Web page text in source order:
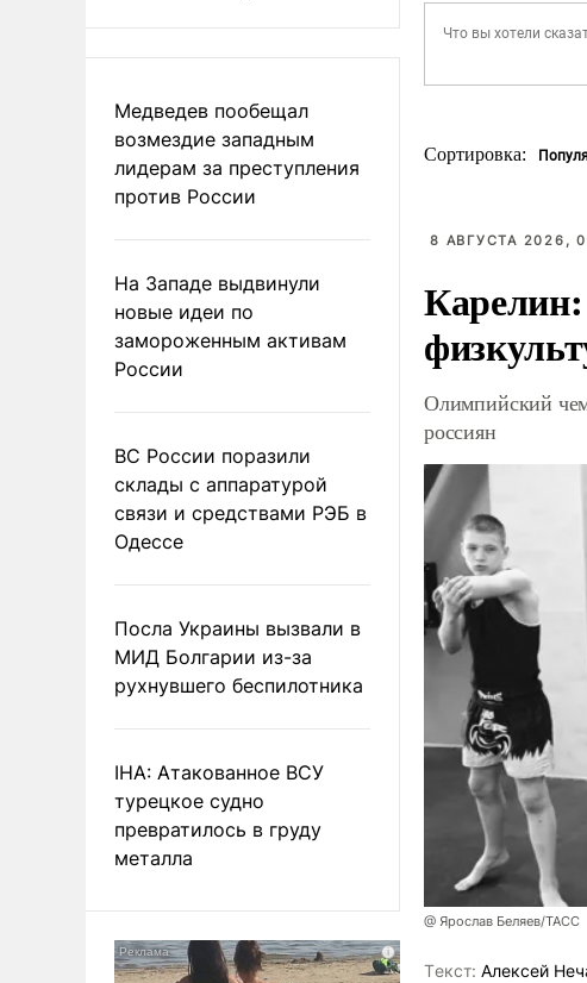
Медведев пообещал
возмездие западным
лидерам за преступления
против России
На Западе выдвинули
новые идеи по
замороженным активам
России
ВС России поразили
склады с аппаратурой
связи и средствами РЭБ в
Одессе
Посла Украины вызвали в
МИД Болгарии из-за
рухнувшего беспилотника
IHA: Атакованное ВСУ
турецкое судно
превратилось в груду
металла
Сортировка:
8 АВГУСТА 2026,
Олимпийский
россиян
@ Ярослав Беляев/ТАСС
Tекст: Алексей